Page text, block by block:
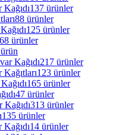
137 ürünler
88 ürünler
125 ürünler
68 ürünler
Kağıdı217 ürünler
123 ürünler
165 ürünler
47 ürünler
313 ürünler
135 ürünler
14 ürünler